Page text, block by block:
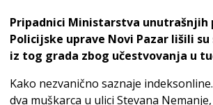
Pripadnici Ministarstva unutrašnjih
Policijske uprave Novi Pazar lišili su
iz tog grada zbog učestvovanja u
Kako nezvanično saznaje
dva muškarca u ulici Stevana